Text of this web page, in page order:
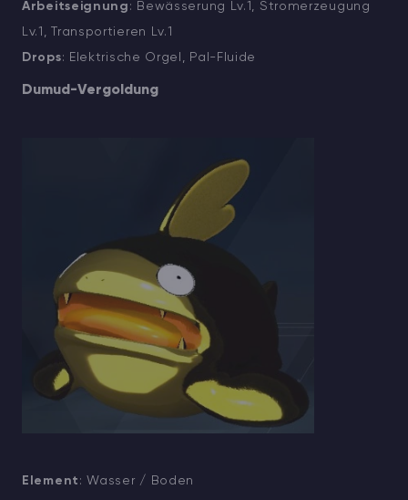
Arbeitseignung : Bewässerung Lv.1, Stromerzeugung
Lv.1, Transportieren Lv.1
Drops: Elektrische Orgel, Pal-Fluide
Dumud-Vergoldung
Element : Wasser / Boden